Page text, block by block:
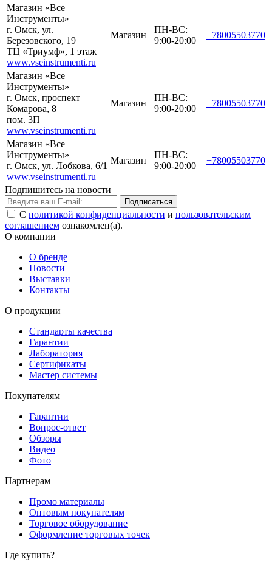
Магазин «Все
Инструменты»
г. Омск, ул.
Березовского, 19
ТЦ «Триумф», 1 этаж
www.vseinstrumenti.ru
Магазин
ПН-ВС:
9:00-20:00
+78005503770
Магазин «Все
Инструменты»
г. Омск, проспект
Комарова, 8
пом. 3П
www.vseinstrumenti.ru
Магазин
ПН-ВС:
9:00-20:00
+78005503770
Магазин «Все
Инструменты»
г. Омск, ул. Лобкова, 6/1
www.vseinstrumenti.ru
Магазин
ПН-ВС:
9:00-20:00
+78005503770
Подпишитесь на новости
Подписаться
С политикой конфиденциальности и пользовательским
соглашением ознакомлен(а).
О компании
О бренде
Новости
Выставки
Контакты
О продукции
Стандарты качества
Гарантии
Лаборатория
Сертификаты
Мастер системы
Покупателям
Гарантии
Вопрос-ответ
Обзоры
Видео
Фото
Партнерам
Промо материалы
Оптовым покупателям
Торговое оборудование
Оформление торговых точек
Где купить?